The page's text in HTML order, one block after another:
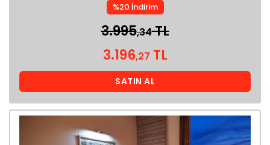
%20 İndirim
3.995,34TL
3.196,27 TL
SATIN AL